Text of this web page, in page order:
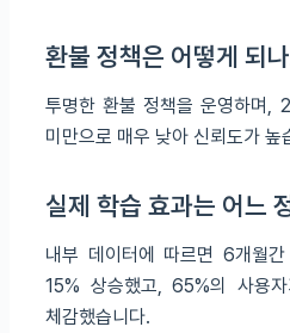
환불 정책은 어떻게 되
투명한 환불 정책을 운영하며,
미만으로 매우 낮아 신뢰도가 높
실제 학습 효과는 어느
내부 데이터에 따르면 6개월
15% 상승했고, 65%의 사용
체감했습니다.